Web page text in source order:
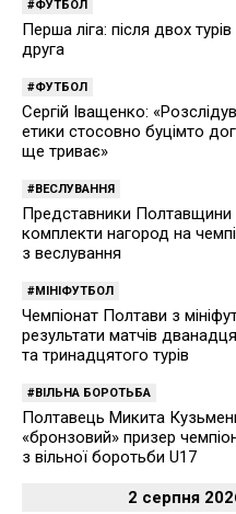
ФУТБОЛ
Перша ліга: після двох
друга
ФУТБОЛ
Сергій Іващенко:
етики стосовно буцімто
ще триває»
ВЕСЛУВАННЯ
Представники Полтавщини
комплекти нагород на
з веслування
МІНІФУТБОЛ
Чемпіонат Полтави з
результати матчів
та тринадцятого турів
ВІЛЬНА БОРОТЬБА
Полтавець Микита
«бронзовий» призер
з вільної боротьби U17
2 серпня